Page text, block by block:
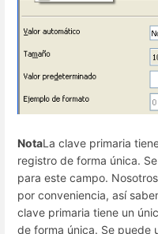
NotaLa clave primaria
registro de forma única.
para este campo.
por conveniencia, así
clave primaria tiene un
de forma única. Se puede